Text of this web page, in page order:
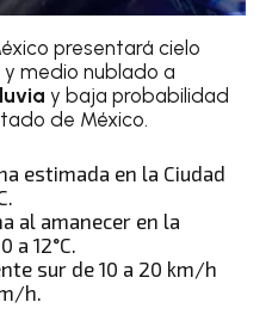
presentará cielo
medio nublado a
y baja probabilidad
de México.
estimada en la Ciudad
al amanecer en la
a 12°C.
sur de 10 a 20 km/h
h.